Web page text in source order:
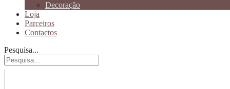
Decoração
Loja
Parceiros
Contactos
Pesquisa...